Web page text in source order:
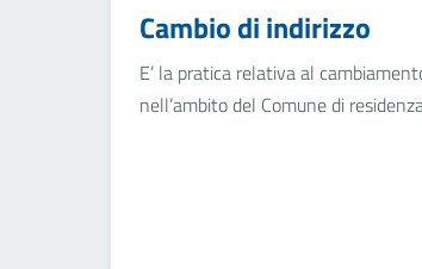
Cambio di indirizzo
E’ la pratica relativa al
nell’ambito del Comune di